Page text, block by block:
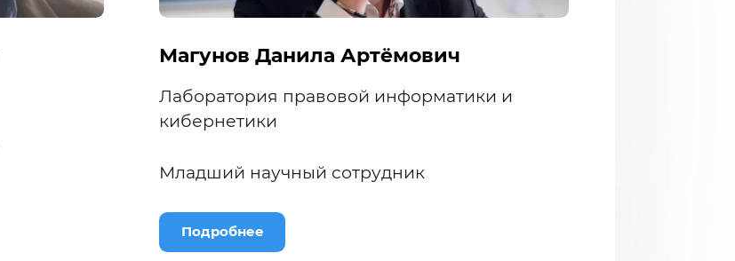
Магунов Данила Артёмович
Лаборатория правовой информатики и
кибернетики
Младший научный сотрудник
Подробнее